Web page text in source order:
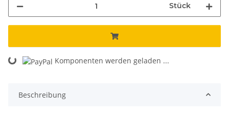
Stück
Loading... Komponenten werden geladen ...
Beschreibung